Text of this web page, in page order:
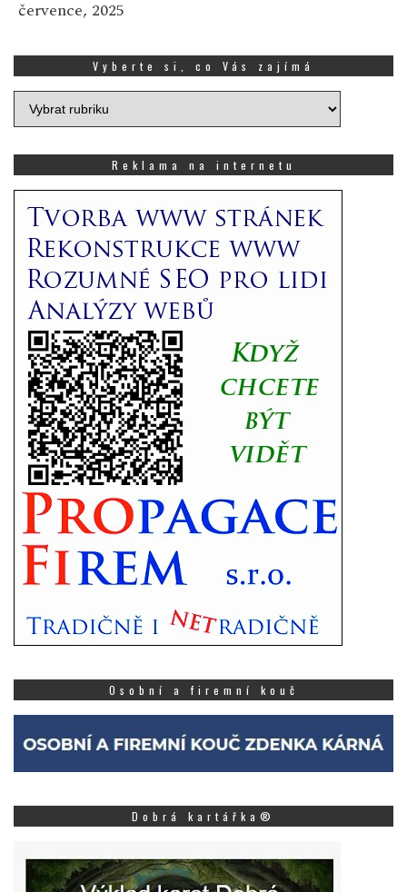
července, 2025
Vyberte si, co Vás zajímá
Vyberte
si,
zajímá
Reklama na internetu
Osobní a firemní kouč
Dobrá kartářka®